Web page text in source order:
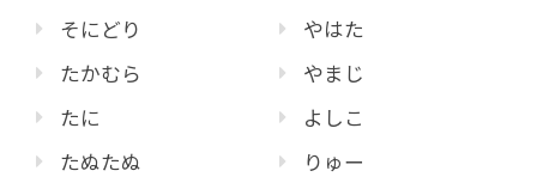
そにどり
たかむら
たに
たぬたぬ
やはた
やまじ
よしこ
りゅー